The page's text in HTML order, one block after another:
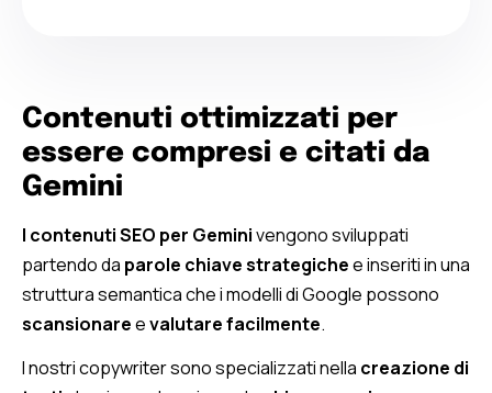
Contenuti ottimizzati per
essere compresi e citati da
Gemini
I contenuti SEO per Geminivengono sviluppati
partendo da parole chiave strategichee inseriti in una
struttura semantica che i modelli di Google possono
scansionareevalutare facilmente.
I nostri copywriter sono specializzati nella creazione di